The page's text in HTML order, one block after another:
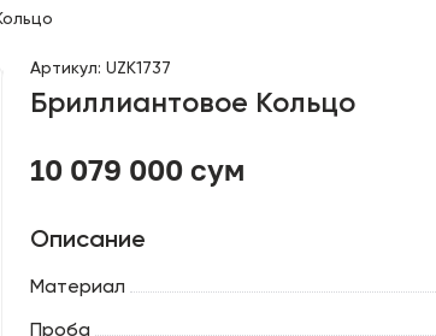
Артикул: UZK1737
Бриллиантовое Кольцо
10 079 000 сум
Описание
Материал
Проба